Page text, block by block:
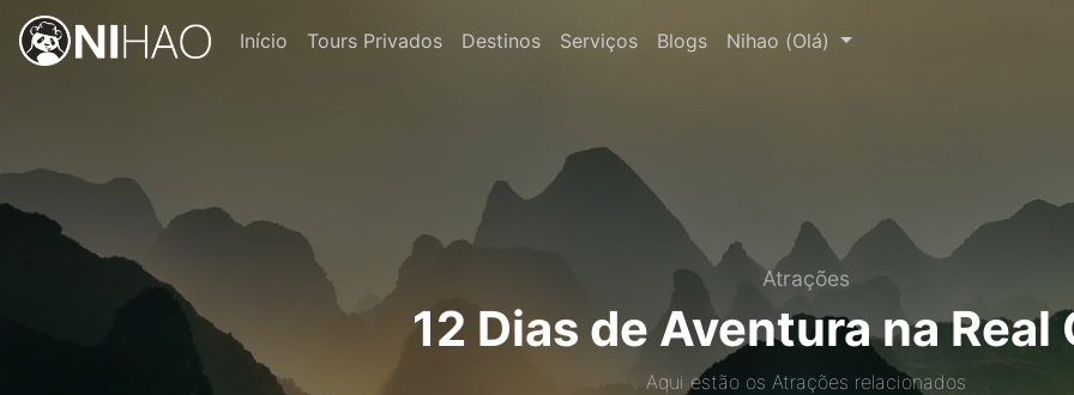
Início Tours Privados Destinos Serviços Blogs Nihao (Olá)
Atrações
12 Dias de Aventura na Real
Aqui estão os Atrações relacionados